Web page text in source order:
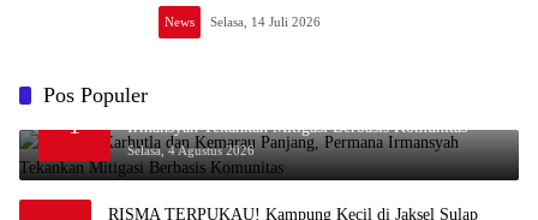
News Selasa, 14 Juli 2026
Pos Populer
1
Waspada Karhutla dan Kemarau Panjang, Permana
Irmansyah Tekankan Mitigasi Berbasis Komunitas
Selasa, 4 Agustus 2026
RISMA TERPUKAU! Kampung Kecil di Jaksel Sulap